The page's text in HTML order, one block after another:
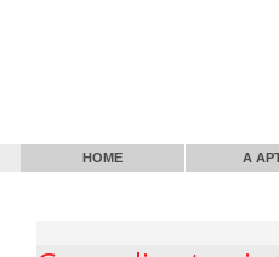
HOME A